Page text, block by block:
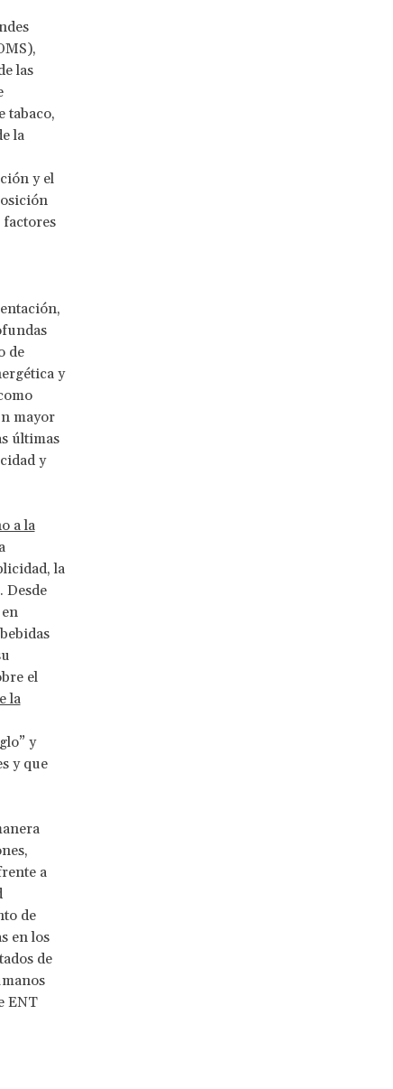
las
tabaco,
la
y el
factores
de
y
mayor
últimas
y
a la
la
Desde
el
la
y
y que
a
de
en los
de
ENT